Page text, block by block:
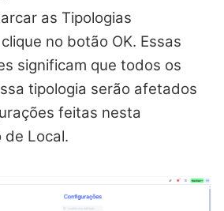
as Tipologias
no botão OK. Essas
significam que todos os
tipologia serão afetados
feitas nesta
de Local.